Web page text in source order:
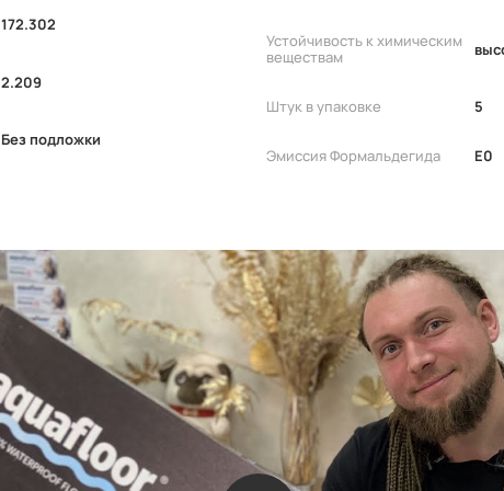
172.302
2.209
Без подложки
Устойчивость к химическим
веществам
Штук в упаковке 5
Эмиссия Формальдегида E0